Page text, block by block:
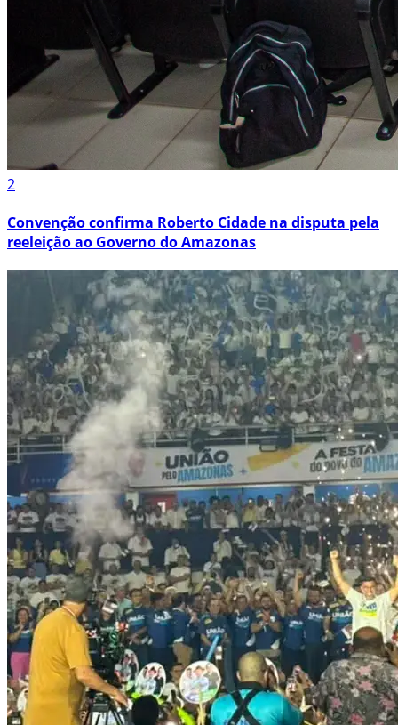
2
Convenção confirma Roberto Cidade na disputa pela
reeleição ao Governo do Amazonas